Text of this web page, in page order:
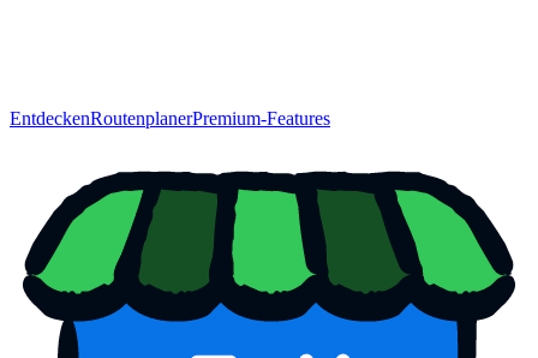
EntdeckenRoutenplanerPremium-Features